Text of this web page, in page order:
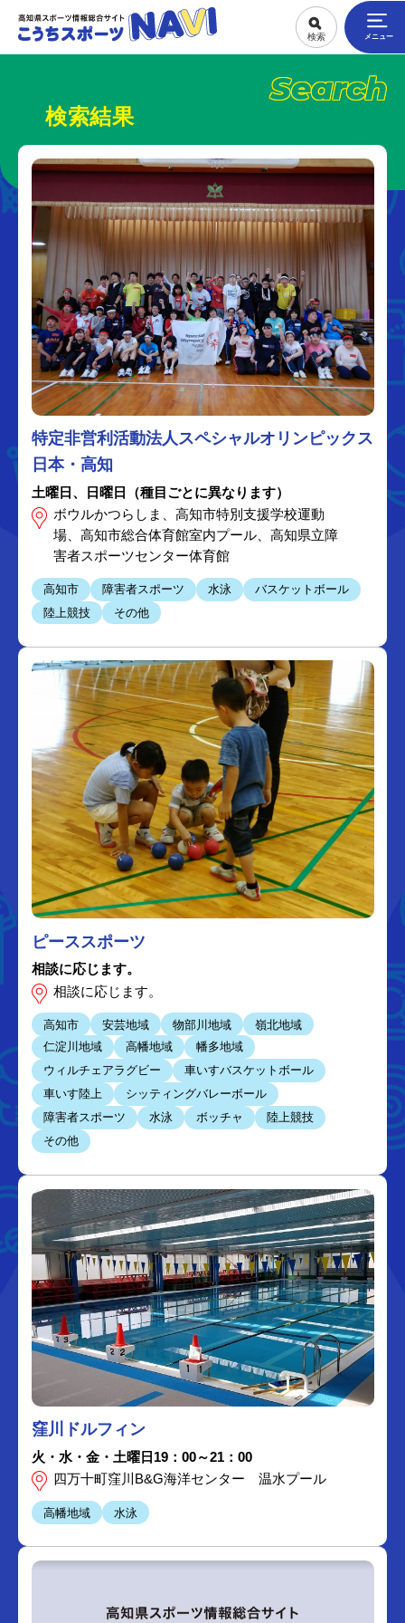
Search
検索結果
特定非営利活動法人スペシャルオリンピックス
日本・高知
土曜日、日曜日（種目ごとに異なります）
ボウルかつらしま、高知市特別支援学校運動
場、高知市総合体育館室内プール、高知県立障
害者スポーツセンター体育館
高知市 障害者スポーツ 水泳
バスケットボール
陸上競技
その他
ピーススポーツ
相談に応じます。
相談に応じます。
高知市 安芸地域 物部川地域
嶺北地域
仁淀川地域
高幡地域
幡多地域
ウィルチェアラグビー
車いすバスケットボール
車いす陸上
シッティングバレーボール
障害者スポーツ
水泳 ボッチャ
陸上競技
その他
窪川ドルフィン
火・水・金・土曜日19：00～21：00
四万十町窪川B&G海洋センター 温水プール
高幡地域 水泳